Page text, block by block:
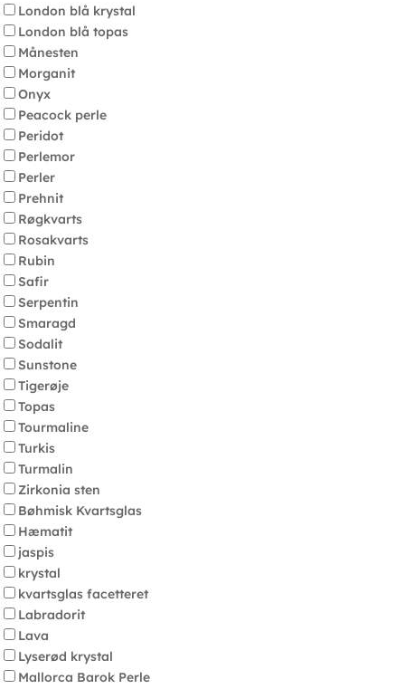
London blå krystal
London blå topas
Månesten
Morganit
Onyx
Peacock perle
Peridot
Perlemor
Perler
Prehnit
Røgkvarts
Rosakvarts
Rubin
Safir
Serpentin
Smaragd
Sodalit
Sunstone
Tigerøje
Topas
Tourmaline
Turkis
Turmalin
Zirkonia sten
Bøhmisk Kvartsglas
Hæmatit
jaspis
krystal
kvartsglas facetteret
Labradorit
Lava
Lyserød krystal
Mallorca Barok Perle